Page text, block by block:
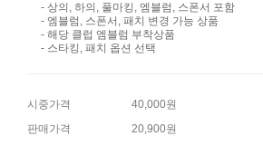
- 상의, 하의, 풀마킹, 엠블럼, 스폰서 포함
- 엠블럼, 스폰서, 패치 변경 가능 상품
- 해당 클럽 엠블럼 부착상품
- 스타킹, 패치 옵션 선택
시중가격
40,000원
판매가격
20,900원